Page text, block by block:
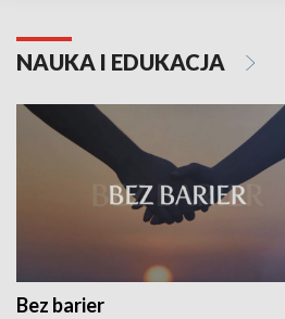
NAUKA I EDUKACJA
Bez barier